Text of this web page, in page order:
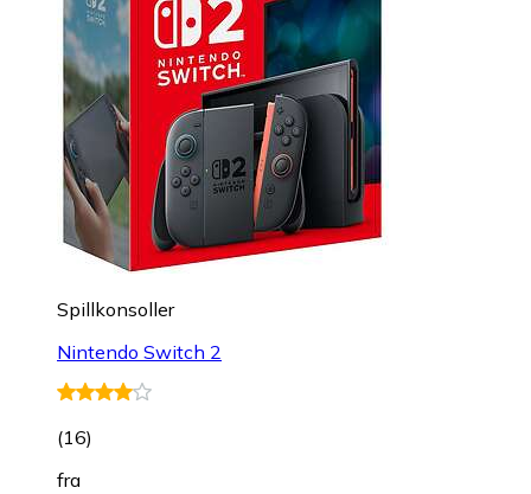
Spillkonsoller
Nintendo Switch 2
(16)
fra